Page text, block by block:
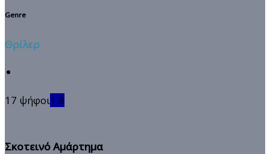
Genre
Θρίλερ
17 ψήφοι1.8
Σκοτεινό Αμάρτημα